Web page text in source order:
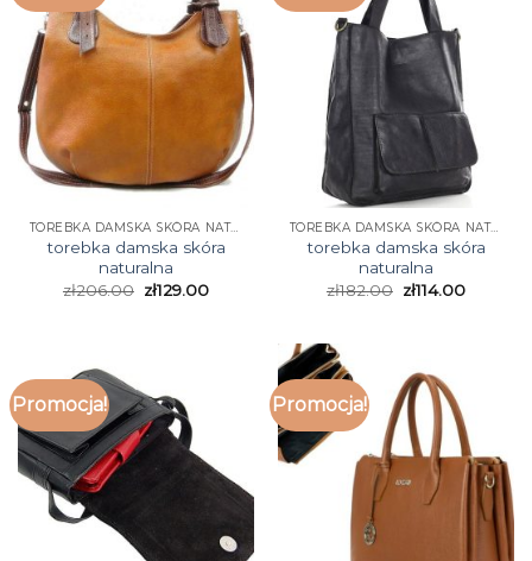
TOREBKA DAMSKA SKÓRA NATURALNA
torebka damska skóra
naturalna
zł206.00 zł129.00
TOREBKA DAMSKA SKÓRA NATURALNA
torebka damska skóra
naturalna
zł182.00 zł114.00
Promocja! Promocja!